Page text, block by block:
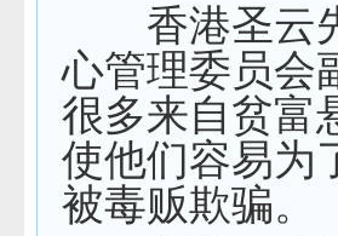
香港圣云先
心管理委员会
很多来自贫富
使他们容易为
被毒贩欺骗。